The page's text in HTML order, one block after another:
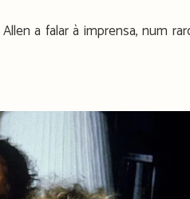
a falar à imprensa, num